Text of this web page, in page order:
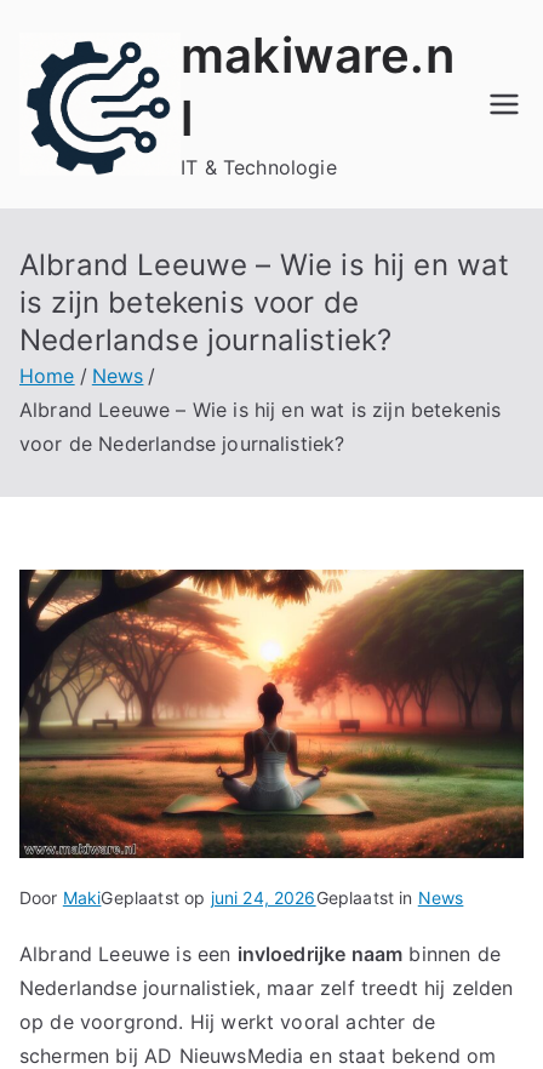
inhoud
makiware.n
l
IT & Technologie
Albrand Leeuwe – Wie is hij en wat
is zijn betekenis voor de
Nederlandse journalistiek?
Home
News
Albrand Leeuwe – Wie is hij en wat is zijn betekenis
voor de Nederlandse journalistiek?
Door MakiGeplaatst op juni 24, 2026Geplaatst in News
Albrand Leeuwe is een invloedrijke naam binnen de
Nederlandse journalistiek, maar zelf treedt hij zelden
op de voorgrond. Hij werkt vooral achter de
schermen bij AD NieuwsMedia en staat bekend om